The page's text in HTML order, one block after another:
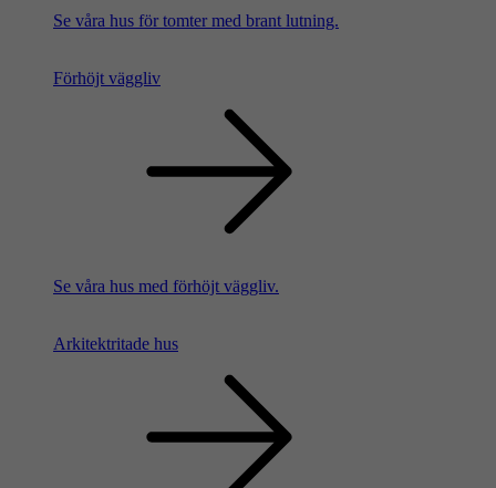
Se våra hus för tomter med brant lutning.
Förhöjt väggliv
Se våra hus med förhöjt väggliv.
Arkitektritade hus